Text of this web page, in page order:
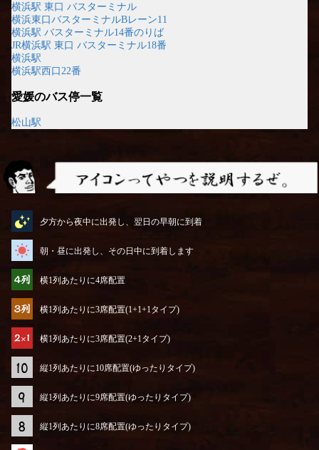
横浜駅 東口 バスターミナル
横浜東口バスターミナルBレーン11
横浜駅 バスターミナル14番のりば
JR横浜駅 東口 バスターミナル18番
横浜駅
横浜駅西口22番
愛媛のバス停一覧
松山駅
夕方から夜中に出発し、翌日の早朝に到着
朝・昼に出発し、その日中に到着します
横1列あたりに4席配置
横1列あたりに3席配置(1+1+1タイプ)
横1列あたりに3席配置(2+1タイプ)
縦1列あたりに10席配置(ゆったりタイプ)
縦1列あたりに9席配置(ゆったりタイプ)
縦1列あたりに8席配置(ゆったりタイプ)